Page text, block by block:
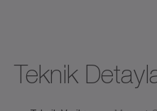
Teknik